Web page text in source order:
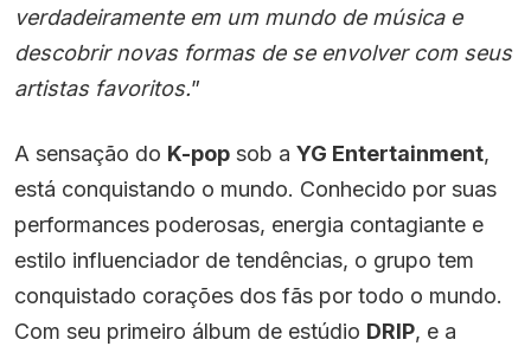
verdadeiramente em um mundo de música e
descobrir novas formas de se envolver com seus
artistas favoritos.”
A sensação do K-pop sob a YG Entertainment,
está conquistando o mundo. Conhecido por suas
performances poderosas, energia contagiante e
estilo influenciador de tendências, o grupo tem
conquistado corações dos fãs por todo o mundo.
Com seu primeiro álbum de estúdio DRIP, e a